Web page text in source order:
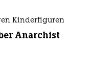
Kinderfiguren
Anarchist